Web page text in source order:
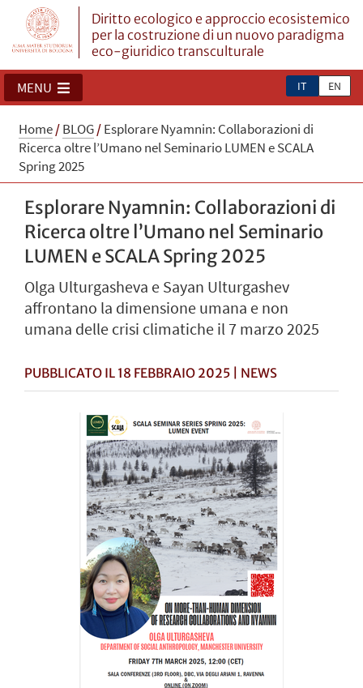
Diritto ecologico e approccio ecosistemico
per la costruzione di un nuovo paradigma
eco-giuridico transculturale
IT EN
MENU
Home/BLOG/Esplorare Nyamnin: Collaborazioni di
Ricerca oltre l’Umano nel Seminario LUMEN e SCALA
Spring 2025
Esplorare Nyamnin: Collaborazioni di
Ricerca oltre l’Umano nel Seminario
LUMEN e SCALA Spring 2025
Olga Ulturgasheva e Sayan Ulturgashev
affrontano la dimensione umana e non
umana delle crisi climatiche il 7 marzo 2025
PUBBLICATO IL 18 FEBBRAIO 2025 | NEWS